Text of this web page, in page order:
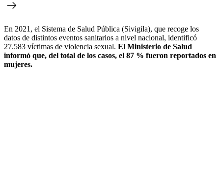
En 2021, el Sistema de Salud Pública (Sivigila), que recoge los
datos de distintos eventos sanitarios a nivel nacional, identificó
27.583 víctimas de violencia sexual. El Ministerio de Salud
informó que, del total de los casos, el 87 % fueron reportados en
mujeres.